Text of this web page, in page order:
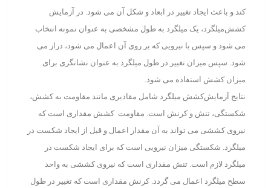
کند و باعث ایجاد تغییر در ابعاد و شکل آن می ‌شود. در آزمایش
کشش‌میلگرد، یک میلگرد به طول مشخصی به عنوان نمونه انتخاب
می ‌شود و سپس با نیرویی که بر روی آن اعمال می ‌شود، دراز می
‌شود. سپس میزان تغییر در طول میلگرد به عنوان نشانگری برای
میزان کشش استفاده می ‌شود.
نتایج آزمایش‌کشش میلگرد شامل مقادیری مانند مقاومت به کشش،
شکستگی، تنش و کرنش است. مقاومت کشش مقداری است که
نیروی کششی می ‌تواند به آن مقدار اعمال و قبل از ایجاد شکست در
میلگرد. شکستگی میزان نیرویی است که برای ایجاد شکست در
میلگرد لازم است. تنش مقداری است که نیروی کششی به واحد
سطح میلگرد اعمال می گردد. کرنش مقداری است که تغییر در طول